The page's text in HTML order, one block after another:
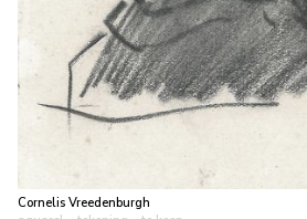
Cornelis Vreedenburgh